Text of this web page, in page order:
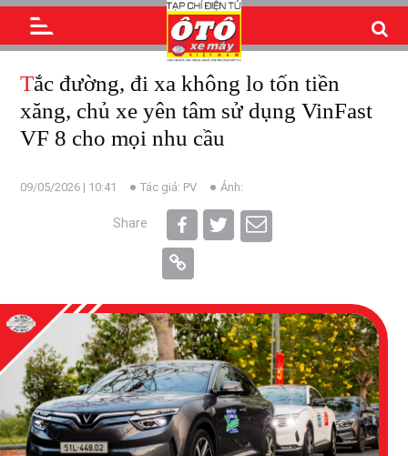
Tắc đường, đi xa không lo tốn tiền
xăng, chủ xe yên tâm sử dụng VinFast
VF 8 cho mọi nhu cầu
09/05/2026 | 10:41 Tác giả: PV Ảnh:
Share